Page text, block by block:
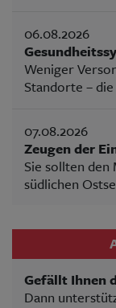
06.08.2026
Weniger
Standorte –
07.08.2026
Zeugen der
Sie sollten den
südlichen
Gefällt Ihnen
Dann